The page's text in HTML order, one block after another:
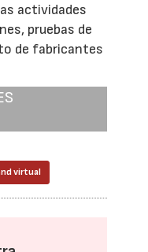
actividades
pruebas de
de fabricantes
virtual